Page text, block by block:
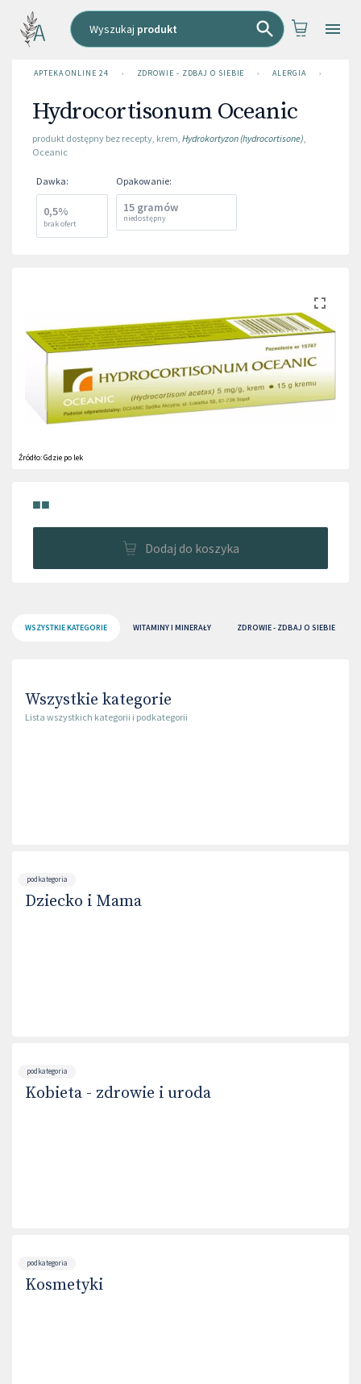
Wyszukaj produkt
APTEKA ONLINE 24 › ZDROWIE - ZDBAJ O SIEBIE › ALERGIA ›
Hydrocortisonum Oceanic
produkt dostępny bez recepty, krem, Hydrokortyzon (hydrocortisone),
Oceanic
Dawka:
0,5%
brak ofert
Opakowanie:
15 gramów
niedostępny
Źródło:Gdzie po lek
■■
Dodaj do koszyka
WSZYSTKIE KATEGORIE WITAMINY I MINERAŁY ZDROWIE - ZDBAJ O SIEBIE
Wszystkie kategorie
Lista wszystkich kategorii i podkategorii
podkategoria
Dziecko i Mama
podkategoria
Kobieta - zdrowie i uroda
podkategoria
Kosmetyki